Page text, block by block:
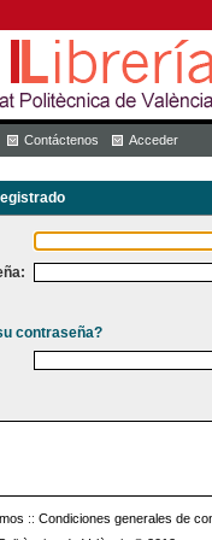
Contáctenos Acceder
contraseña?
:: Condiciones generales de